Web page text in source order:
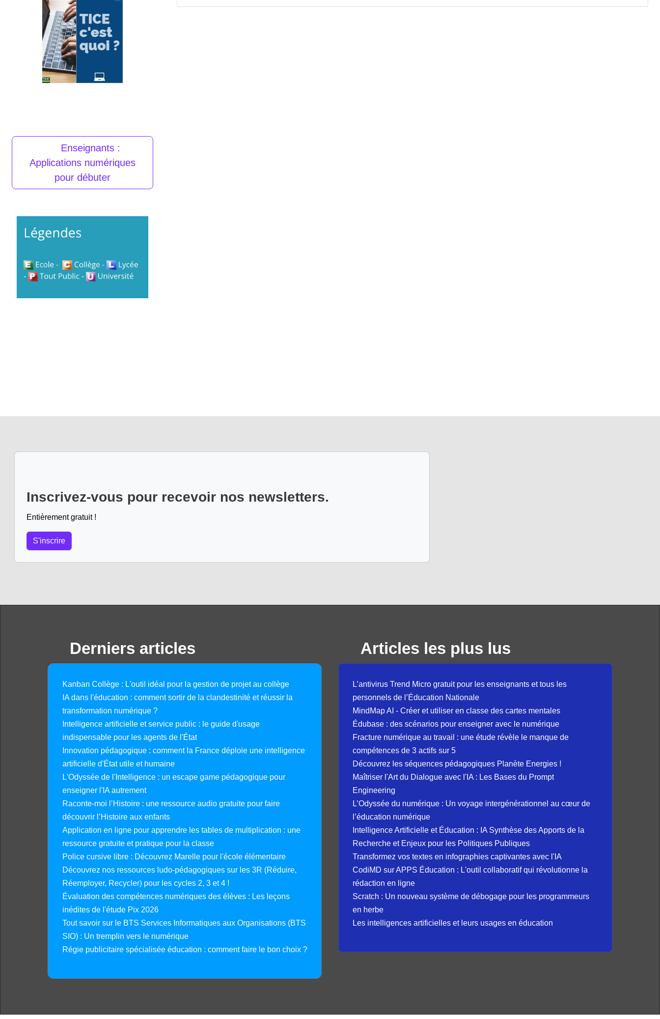
Enseignants :
Applications numériques
pour débuter
Inscrivez-vous pour recevoir nos newsletters.
Entièrement gratuit !
S'inscrire
Derniers articles
Kanban Collège : L'outil idéal pour la gestion de projet au collège
IA dans l'éducation : comment sortir de la clandestinité et réussir la
transformation numérique ?
Intelligence artificielle et service public : le guide d'usage
indispensable pour les agents de l'État
Innovation pédagogique : comment la France déploie une intelligence
artificielle d'État utile et humaine
L'Odyssée de l'Intelligence : un escape game pédagogique pour
enseigner l'IA autrement
Raconte-moi l’Histoire : une ressource audio gratuite pour faire
découvrir l’Histoire aux enfants
Application en ligne pour apprendre les tables de multiplication : une
ressource gratuite et pratique pour la classe
Police cursive libre : Découvrez Marelle pour l'école élémentaire
Découvrez nos ressources ludo-pédagogiques sur les 3R (Réduire,
Réemployer, Recycler) pour les cycles 2, 3 et 4 !
Évaluation des compétences numériques des élèves : Les leçons
inédites de l'étude Pix 2026
Tout savoir sur le BTS Services Informatiques aux Organisations (BTS
SIO) : Un tremplin vers le numérique
Régie publicitaire spécialisée éducation : comment faire le bon choix ?
Articles les plus lus
L’antivirus Trend Micro gratuit pour les enseignants et tous les
personnels de l’Éducation Nationale
MindMap AI - Créer et utiliser en classe des cartes mentales
Édubase : des scénarios pour enseigner avec le numérique
Fracture numérique au travail : une étude révèle le manque de
compétences de 3 actifs sur 5
Découvrez les séquences pédagogiques Planète Energies !
Maîtriser l'Art du Dialogue avec l'IA : Les Bases du Prompt
Engineering
L’Odyssée du numérique : Un voyage intergénérationnel au cœur de
l’éducation numérique
Intelligence Artificielle et Éducation : IA Synthèse des Apports de la
Recherche et Enjeux pour les Politiques Publiques
Transformez vos textes en infographies captivantes avec l'IA
CodiMD sur APPS Éducation : L'outil collaboratif qui révolutionne la
rédaction en ligne
Scratch : Un nouveau système de débogage pour les programmeurs
en herbe
Les intelligences artificielles et leurs usages en éducation